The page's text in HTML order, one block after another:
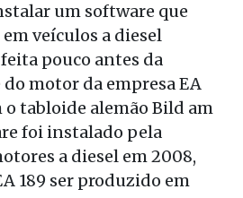
um software que
veículos a diesel
pouco antes da
motor da empresa EA
o tabloide alemão Bild am
foi instalado pela
a diesel em 2008,
189 ser produzido em